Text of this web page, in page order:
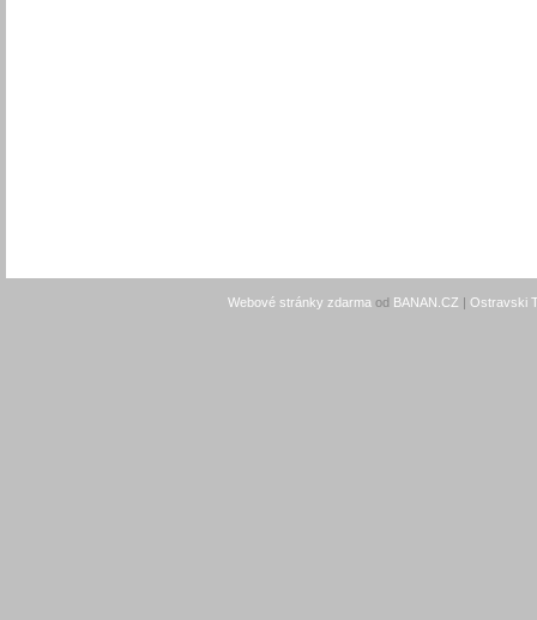
Webové stránky zdarma od BANAN.CZ | Ostravski